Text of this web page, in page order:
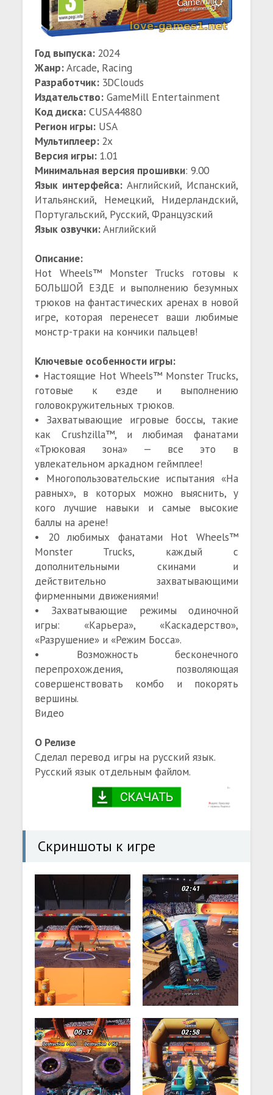
Год выпуска: 2024
Жанр:Arcade, Racing
Разработчик: 3DClouds
Издательство: GameMill Entertainment
Код диска: CUSA44880
Регион игры: USA
Мультиплеер: 2x
Версия игры: 1.01
Минимальная версия прошивки: 9.00
Язык интерфейса:Английский, Испанский,
Итальянский, Немецкий, Нидерландский,
Португальский, Русский, Французский
Язык озвучки:Английский
Описание:
Hot Wheels™ Monster Trucks готовы к
БОЛЬШОЙ ЕЗДЕ и выполнению безумных
трюков на фантастических аренах в новой
игре, которая перенесет ваши любимые
монстр-траки на кончики пальцев!
Ключевые особенности игры:
• Настоящие Hot Wheels™ Monster Trucks,
готовые к езде и выполнению
головокружительных трюков.
• Захватывающие игровые боссы, такие
как Crushzilla™, и любимая фанатами
«Трюковая зона» — все это в
увлекательном аркадном геймплее!
• Многопользовательские испытания «На
равных», в которых можно выяснить, у
кого лучшие навыки и самые высокие
баллы на арене!
• 20 любимых фанатами Hot Wheels™
Monster Trucks, каждый с
дополнительными скинами и
действительно захватывающими
фирменными движениями!
• Захватывающие режимы одиночной
игры: «Карьера», «Каскадерство»,
«Разрушение» и «Режим Босса».
• Возможность бесконечного
перепрохождения, позволяющая
совершенствовать комбо и покорять
вершины.
Видео
О Релизе
Сделал перевод игры на русский язык.
Русский язык отдельным файлом.
Скриншоты к игре